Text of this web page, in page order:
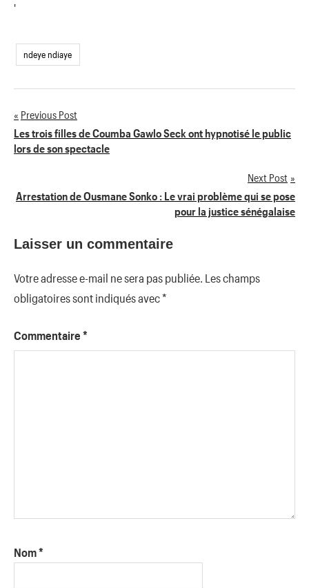
'
ndeye ndiaye
Navigation
de
Previous Post
Les trois filles de Coumba Gawlo Seck ont hypnotisé le public
lors de son spectacle
Next Post
Arrestation de Ousmane Sonko : Le vrai problème qui se pose
pour la justice sénégalaise
Laisser un commentaire
Votre adresse e-mail ne sera pas publiée. Les champs
obligatoires sont indiqués avec*
Commentaire *
Nom*